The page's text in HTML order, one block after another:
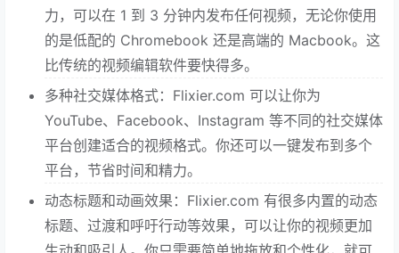
力，可以在 1 到 3 分钟内发布任何视频，无论你使用
的是低配的 Chromebook 还是高端的 Macbook。这
比传统的视频编辑软件要快得多。
多种社交媒体格式：Flixier.com 可以让你为
YouTube、Facebook、Instagram 等不同的社交媒体
平台创建适合的视频格式。你还可以一键发布到多个
平台，节省时间和精力。
动态标题和动画效果：Flixier.com 有很多内置的动态
标题、过渡和呼吁行动等效果，可以让你的视频更加